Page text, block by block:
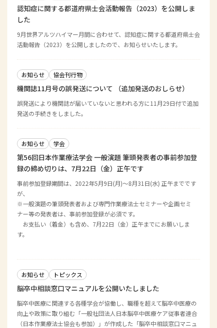
認知症に関する都道府県士会活動報告（2023）を公開しま
した
9月世界アルツハイマー月間に合わせて、認知症に関する都道府県士会
活動報告（2023）を公開しましたので、お知らせいたします。
お知らせ 協会刊行物
機関誌11月号の誤発送について （追加発送のおしらせ）
誤発送により機関誌が届いていないと思われる方に11月29日付で追加
発送の手続きをしました。
お知らせ 学会
第56回日本作業療法学会 一般演題 筆頭発表者の事前参加登
録の締め切りは、7月22日（金）正午です
事前参加登録期間は、2022年5月9日(月)～8月31日(水) 正午までです
が、
※一般演題の筆頭発表者および専門作業療法士セミナーや企画セミ
ナー等の発表者は、事前参加登録が必須です。
お支払い（着金）も含め、7月22日（金）正午までにお願いしま
す。
お知らせ トピックス
脳卒中相談窓口マニュアルを公開いたしました
脳卒中医療に関連する各種学会が協働し、職種を超えて脳卒中医療の
向上や政策に取り組む「一般社団法人日本脳卒中医療ケア従事者連合
（日本作業療法士協会も参加）」が作成した「脳卒中相談窓口マニュ